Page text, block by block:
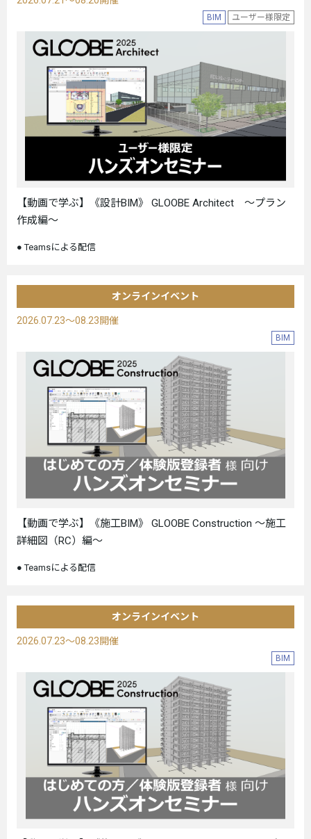
BIM ユーザー様限定
【動画で学ぶ】《設計BIM》 GLOOBE Architect ～プラン
作成編～
Teamsによる配信
オンラインイベント
2026.07.23～08.23開催
BIM
【動画で学ぶ】《施工BIM》 GLOOBE Construction ～施工
詳細図（RC）編～
Teamsによる配信
オンラインイベント
2026.07.23～08.23開催
BIM